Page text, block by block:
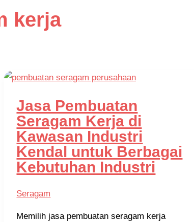
kerja
Jasa Pembuatan
Seragam Kerja di
Kawasan Industri
Kendal untuk Berbagai
Kebutuhan Industri
Seragam
Memilih jasa pembuatan seragam kerja